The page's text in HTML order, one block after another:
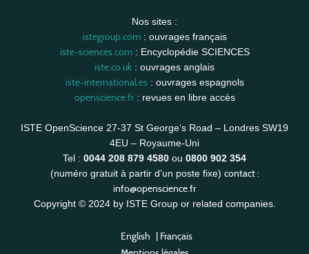
Nos sites :
istegroup.com: ouvrages français
iste-sciences.com: Encyclopédie SCIENCES
iste.co.uk : ouvrages anglais
iste-international.es: ouvrages espagnols
openscience.fr: revues en libre accès
ISTE OpenScience 27-37 St George’s Road – Londres SW19
4EU – Royaume-Uni
Tel : 0044 208 879 4580 ou 0800 902 354
(numéro gratuit à partir d’un poste fixe) contact :
info@openscience.fr
Copyright © 2024 by ISTE Group or related companies.
English | Français